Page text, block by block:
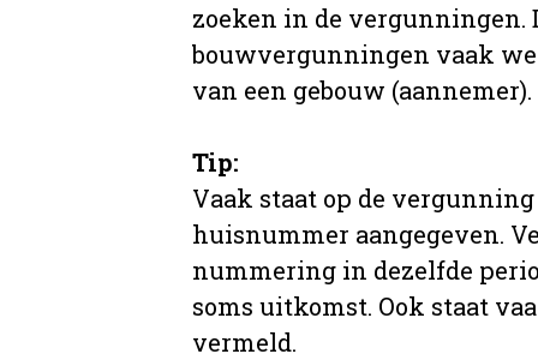
zoeken in de vergunningen.
bouwvergunningen vaak
van een gebouw (aannemer).
Tip:
Vaak staat op de
huisnummer aangegeven.
nummering in dezelfde
soms uitkomst. Ook staat
vermeld.